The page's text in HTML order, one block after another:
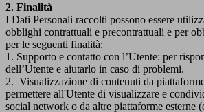
2. Finalità
I Dati Personali raccolti possono essere
obblighi contrattuali e precontrattuali e per
per le seguenti finalità:
1. Supporto e contatto con l’Utente: per
dell’Utente e aiutarlo in caso di problemi.
2. Visualizzazione di contenuti da
permettere all'Utente di visualizzare e
social network o da altre piattaforme esterne